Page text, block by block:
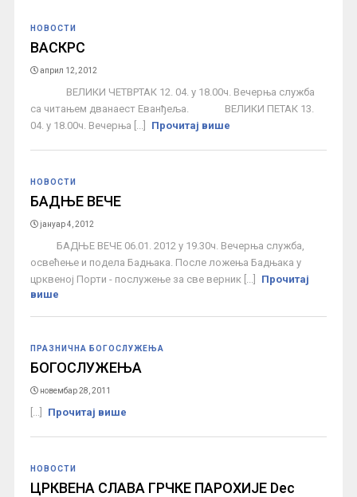
НОВОСТИ
ВАСКРС
април 12, 2012
ВЕЛИКИ ЧЕТВРТАК 12. 04. у 18.00ч. Вечерња служба
са читањем дванаест Еванђеља. ВЕЛИКИ ПЕТАК 13.
04. у 18.00ч. Вечерња [...]
Прочитај више
НОВОСТИ
БАДЊЕ ВЕЧЕ
јануар 4, 2012
БАДЊЕ ВЕЧЕ 06.01. 2012 у 19.30ч. Вечерња служба,
освећење и подела Бадњака. После ложења Бадњака у
црквеној Порти - послужење за све верник [...]
Прочитај
више
ПРАЗНИЧНА БОГОСЛУЖЕЊА
БОГОСЛУЖЕЊА
новембар 28, 2011
[...] Прочитај више
НОВОСТИ
ЦРКВЕНА СЛАВА ГРЧКЕ ПАРОХИЈЕ Dec